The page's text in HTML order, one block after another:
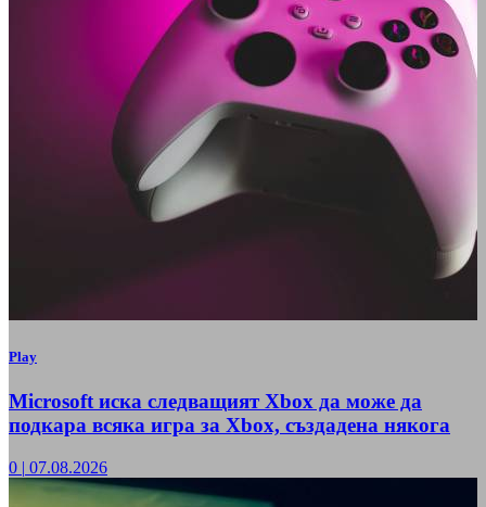
Play
Microsoft иска следващият Xbox да може да
подкара всяка игра за Xbox, създадена някога
0 | 07.08.2026